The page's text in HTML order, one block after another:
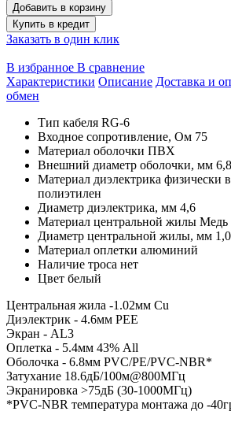
Добавить в корзину
Купить в кредит
Заказать в один клик
В избранное В сравнение
Характеристики Описание Доставка и
обмен
Тип кабеля RG-6
Входное сопротивление, Ом 75
Материал оболочки ПВХ
Внешний диаметр оболочки, мм 6,8
Материал диэлектрика физически
полиэтилен
Диаметр диэлектрика, мм 4,6
Материал центральной жилы Медь
Диаметр центральной жилы, мм
Материал оплетки алюминий
Наличие троса нет
Цвет белый
Центральная жила -1.02мм Cu
Диэлектрик - 4.6мм PEE
Экран - AL3
Оплетка - 5.4мм 43% All
Оболочка - 6.8мм PVC/PE/PVC-NBR*
Затухание 18.6дБ/100м@800МГц
Экранировка >75дБ (30-1000МГц)
*PVC-NBR температура монтажа до -